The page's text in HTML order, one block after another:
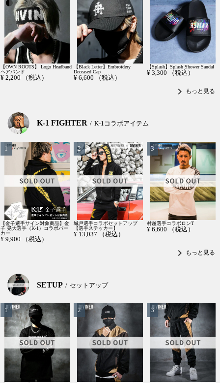
【OWN ROOTS】 Logo Headband
ヘアバンド
¥ 2,200 （税込）
【Black Letter】Embroidery
Deceased Cap
¥ 6,600 （税込）
【Splash】Splash Shower Sandal
¥ 3,300 （税込）
chevron_right もっと見る
K-1 FIGHTER K-1コラボアイテム
【金子選手サイン対象商品】金
子 晃大選手（K-1）コラボパー
カー
¥ 9,900 （税込）
城戸選手コラボセットアップ
【選手ステッカー】
¥ 13,037 （税込）
村越選手コラボロンT
¥ 6,600 （税込）
chevron_right もっと見る
SETUP セットアップ